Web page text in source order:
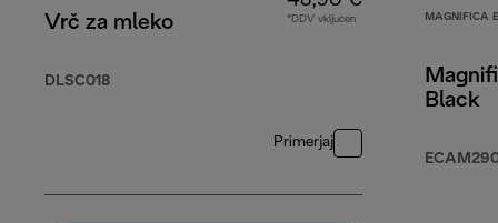
Vrč za mleko
DLSC018
*DDV vključen
Primerjaj
MAGNIFICA
Black